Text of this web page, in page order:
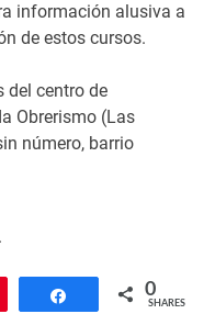
información alusiva a
de estos cursos.
del centro de
Obrerismo (Las
número, barrio
Share 0
SHARES